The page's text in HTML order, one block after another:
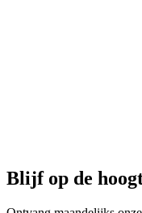
Blijf op de